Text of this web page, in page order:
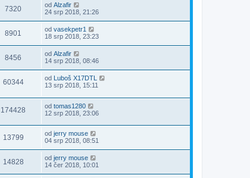
7320 od Alzafir
24 srp 2018, 21:26
8901 od vasekpetr1
18 srp 2018, 23:23
8456 od Alzafir
14 srp 2018, 08:46
60344 od Luboš X17DTL
13 srp 2018, 15:11
174428 od tomas1280
12 srp 2018, 23:06
13799 od jerry mouse
04 srp 2018, 08:51
14828 od jerry mouse
14 čer 2018, 10:01